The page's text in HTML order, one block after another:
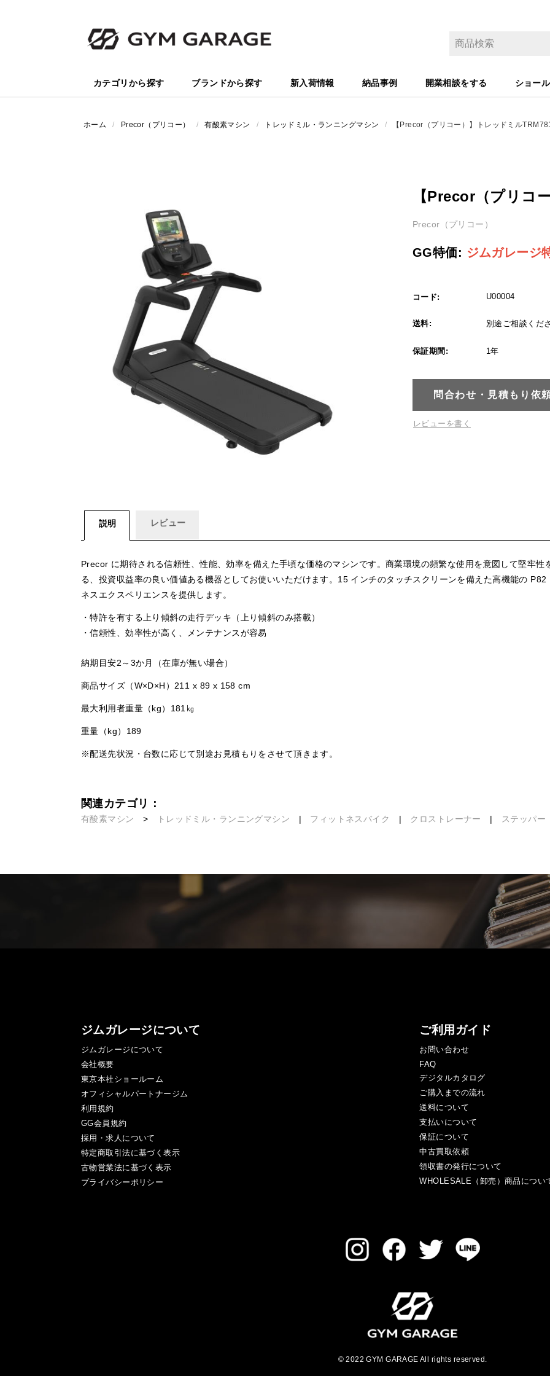
カテゴリから探す ブランドから探す 新入荷情報 納品事例 開業相談をする ショー
ホーム / Precor（プリコー） / 有酸素マシン / トレッドミル・ランニングマシン / 【Precor（プリコー）】トレッドミル
【Precor（プリコ
Precor（プリコー）
GG特価: ジムガレージ
コード: U00004
送料: 別途ご相談くだ
保証期間: 1年
問合わせ・見積もり依
レビューを書く
説明 レビュー
Precor に期待される信頼性、性能、効率を備えた手頃な価格のマシンです。商業環境の頻繁な使用を意図して堅牢
る、投資収益率の良い価値ある機器としてお使いいただけます。15 インチのタッチスクリーンを備えた高機能の
ネスエクスペリエンスを提供します。
・特許を有する上り傾斜の走行デッキ（上り傾斜のみ搭載）
・信頼性、効率性が高く、メンテナンスが容易
納期目安2～3か月（在庫が無い場合）
商品サイズ（W×D×H）211 x 89 x 158 cm
最大利用者重量（kg）181㎏
重量（kg）189
※配送先状況・台数に応じて別途お見積もりをさせて頂きます。
関連カテゴリ：
有酸素マシン > トレッドミル・ランニングマシン | フィットネスバイク | クロストレーナー | ステッパー
ジムガレージについて
ジムガレージについて
会社概要
東京本社ショールーム
オフィシャルパートナージム
利用規約
GG会員規約
採用・求人について
特定商取引法に基づく表示
古物営業法に基づく表示
プライバシーポリシー
ご利用ガイド
お問い合わせ
FAQ
デジタルカタログ
ご購入までの流れ
送料について
支払いについて
保証について
中古買取依頼
領収書の発行について
WHOLESALE（卸売）商品につい
© 2022 GYM GARAGE All rights reserved.